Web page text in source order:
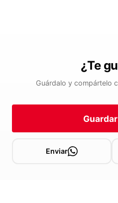
¿Te
Guárdalo y compártelo
Enviar